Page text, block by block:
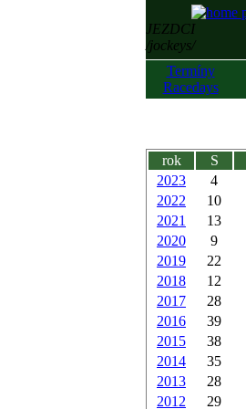
JEZDCI
/jockeys/
Termíny
Racedays
rok S
2023
4
2022
10
2021
13
2020
9
2019
22
2018
12
2017
28
2016
39
2015
38
2014
35
2013
28
2012
29